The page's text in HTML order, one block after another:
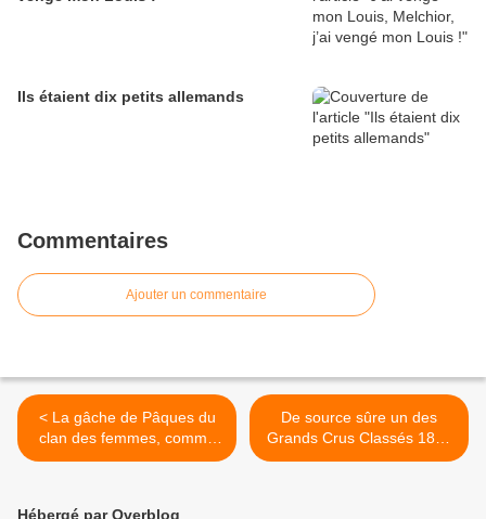
Ils étaient dix petits allemands
Commentaires
Ajouter un commentaire
< La gâche de Pâques du
clan des femmes, comme
les vins, avait ses grands
De source sûre un des
Grands Crus Classés 1855
va opter pour le vin nature
Hébergé par Overblog